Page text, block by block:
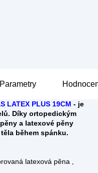
Parametry
LATEX PLUS 19CM - je
Díky ortopedickým
a latexové pěny
během spánku.
latexová pěna ,